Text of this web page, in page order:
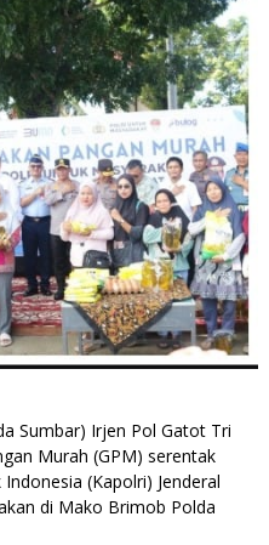
Sumbar) Irjen Pol Gatot Tri
Murah (GPM) serentak
(Kapolri) Jenderal
di Mako Brimob Polda